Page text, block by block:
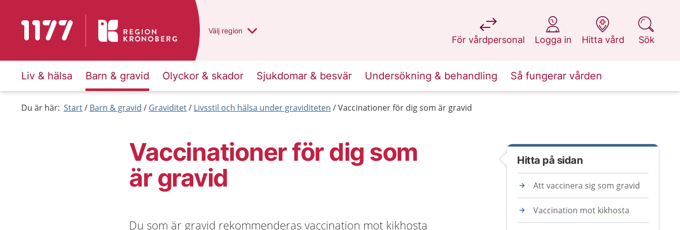
Till startsidan för 1177 Du har valt region
Välj en annan
region
För vårdpersonal
på 1177.se
Logga in
på 1177.se
Hitta vård
på 1177.se
Sök
på 1177.se
Liv & hälsa Barn & gravid Olyckor & skador Sjukdomar & besvär Undersökning & behandling Så fungerar vården
Du är här: Start Barn & gravid Graviditet Livsstil och hälsa under graviditeten Vaccinationer för dig som är gravid
Vaccinationer för dig som
är gravid
Du som är gravid rekommenderas vaccination mot kikhosta
Hitta på sidan
Att vaccinera sig som gravid
Vaccination mot kikhosta